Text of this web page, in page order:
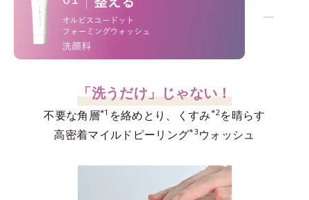
−
「洗うだけ」じゃない！
不要な角層*1 を絡めとり、くすみ*2 を晴らす
高密着マイルドピーリング*3 ウォッシュ